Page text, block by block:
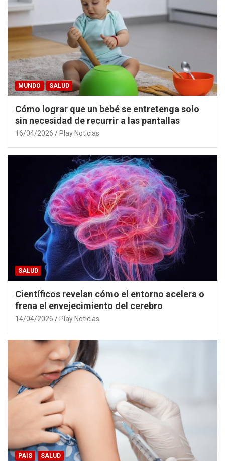
MUNDO SALUD
Cómo lograr que un bebé se entretenga solo
sin necesidad de recurrir a las pantallas
16/04/2026 Play Noticias
SALUD
Científicos revelan cómo el entorno acelera o
frena el envejecimiento del cerebro
14/04/2026 Play Noticias
PAIS SALUD